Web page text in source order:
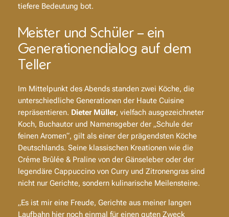
tiefere Bedeutung bot.
Meister und Schüler – ein
Generationendialog auf dem
Teller
Im Mittelpunkt des Abends standen zwei Köche, die
unterschiedliche Generationen der Haute Cuisine
repräsentieren. Dieter Müller, vielfach ausgezeichneter
Koch, Buchautor und Namensgeber der „Schule der
feinen Aromen“, gilt als einer der prägendsten Köche
Deutschlands. Seine klassischen Kreationen wie die
Créme Brûlée & Praline von der Gänseleberoder der
legendäre Cappuccino von Curry und Zitronengrassind
nicht nur Gerichte, sondern kulinarische Meilensteine.
„Es ist mir eine Freude, Gerichte aus meiner langen
Laufbahn hier noch einmal für einen guten Zweck